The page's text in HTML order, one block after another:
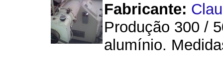
Fabricante:
Produção 300 /
alumínio.